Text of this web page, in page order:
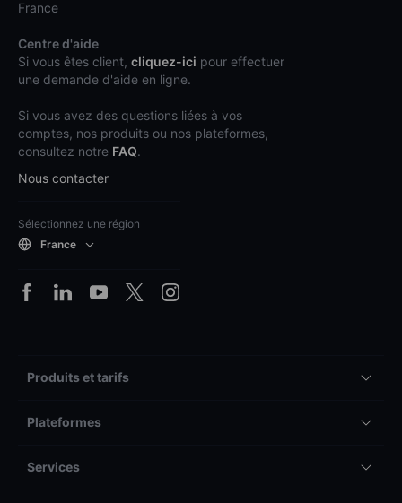
France
Centre d'aide
Si vous êtes client, cliquez-ici pour effectuer
une demande d'aide en ligne.
Si vous avez des questions liées à vos
comptes, nos produits ou nos plateformes,
consultez notre FAQ.
Nous contacter
Sélectionnez une région
France
Produits et tarifs
Plateformes
Services